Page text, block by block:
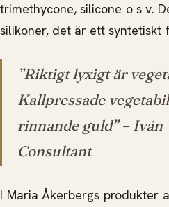
trimethycone, silicone o s v.
silikoner, det är ett syntetiskt
”Riktigt lyxigt är
Kallpressade
rinnande guld” – Iván
Consultant
I Maria Åkerbergs produkter